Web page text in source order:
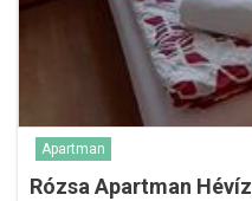
Apartman
Rózsa Apartman Hévíz